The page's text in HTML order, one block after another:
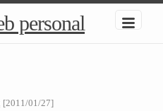
personal
[2011/01/27]